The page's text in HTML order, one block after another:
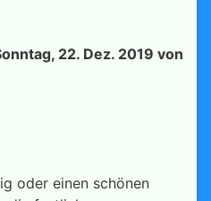
22. Dez. 2019 von
oder einen schönen